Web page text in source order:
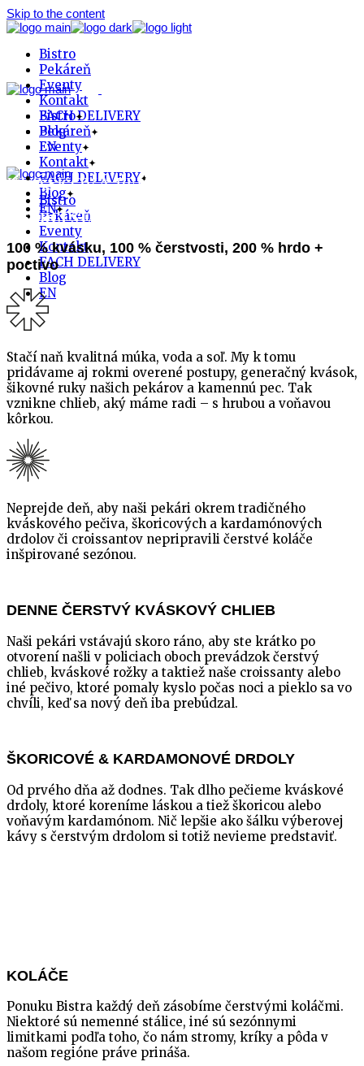
Skip to the content
Bistro
Pekáreň
Eventy
Kontakt
FACH DELIVERY
Blog
EN
Bistro
Pekáreň
Eventy
Kontakt
FACH DELIVERY
Blog
EN
Bistro
Pekáreň
Eventy
Kontakt
FACH DELIVERY
Blog
EN
KVÁSKOVÁ PEKÁREŇ
V SRDCI STARÉHO MESTA
100 % kvásku, 100 % čerstvosti, 200 % hrdo +
poctivo
Stačí naň kvalitná múka, voda a soľ. My k tomu
pridávame aj rokmi overené postupy, generačný kvások,
šikovné ruky našich pekárov a kamennú pec. Tak
vznikne chlieb, aký máme radi – s hrubou a voňavou
kôrkou.
Neprejde deň, aby naši pekári okrem tradičného
kváskového pečiva, škoricových a kardamónových
drdolov či croissantov nepripravili čerstvé koláče
inšpirované sezónou.
DENNE ČERSTVÝ KVÁSKOVÝ CHLIEB
Naši pekári vstávajú skoro ráno, aby ste krátko po
otvorení našli v policiach oboch prevádzok čerstvý
chlieb, kváskové rožky a taktiež naše croissanty alebo
iné pečivo, ktoré pomaly kyslo počas noci a pieklo sa vo
chvíli, keď sa nový deň iba prebúdzal.
ŠKORICOVÉ & KARDAMONOVÉ DRDOLY
Od prvého dňa až dodnes. Tak dlho pečieme kváskové
drdoly, ktoré koreníme láskou a tiež škoricou alebo
voňavým kardamónom. Nič lepšie ako šálku výberovej
kávy s čerstvým drdolom si totiž nevieme predstaviť.
KOLÁČE​
Ponuku Bistra každý deň zásobíme čerstvými koláčmi.
Niektoré sú nemenné stálice, iné sú sezónnymi
limitkami podľa toho, čo nám stromy, kríky a pôda v
našom regióne práve prináša.